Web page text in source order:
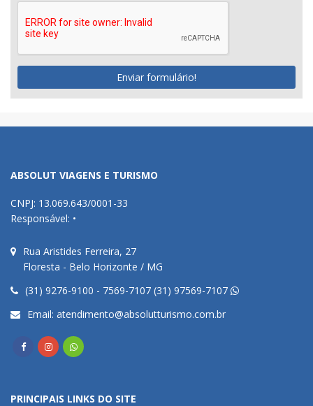
Enviar formulário!
ABSOLUT VIAGENS E TURISMO
CNPJ: 13.069.643/0001-33
Responsável: •
Rua Aristides Ferreira, 27
Floresta - Belo Horizonte / MG
(31) 9276-9100 - 7569-7107 (31) 97569-7107
Email: atendimento@absolutturismo.com.br
PRINCIPAIS LINKS DO SITE